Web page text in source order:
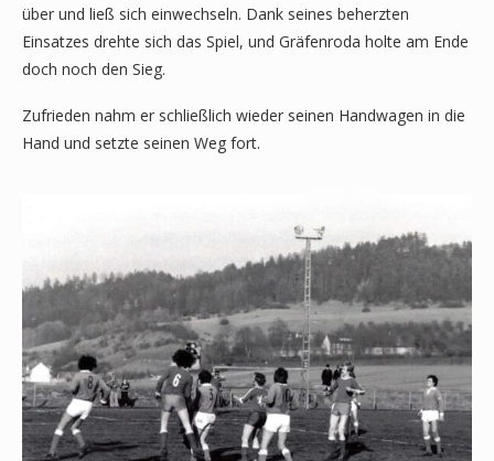
über und ließ sich einwechseln. Dank seines beherzten
Einsatzes drehte sich das Spiel, und Gräfenroda holte am Ende
doch noch den Sieg.
Zufrieden nahm er schließlich wieder seinen Handwagen in die
Hand und setzte seinen Weg fort.